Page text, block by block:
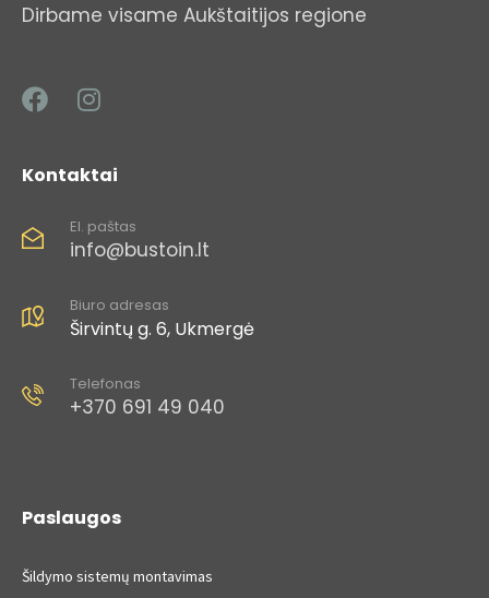
Dirbame visame Aukštaitijos regione
Kontaktai
El. paštas
info@bustoin.lt
Biuro adresas
Širvintų g. 6, Ukmergė
Telefonas
+370 691 49 040​
Paslaugos
Šildymo sistemų montavimas